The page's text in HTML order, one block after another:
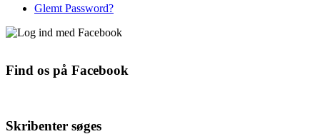
Glemt Password?
Find os på Facebook
Skribenter søges